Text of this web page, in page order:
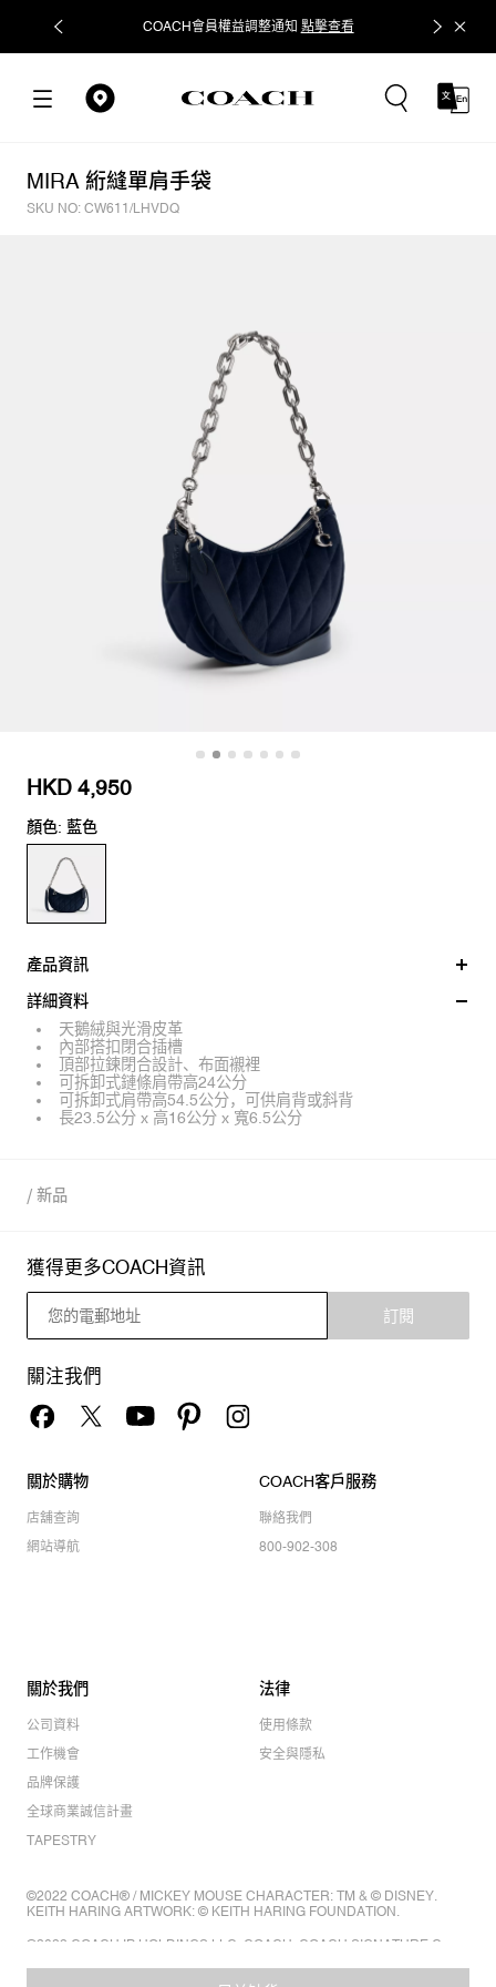
COACH會員權益調整通知 點擊查看 立即追蹤
MIRA 絎縫單肩手袋
SKU NO: CW611/LHVDQ
HKD 4,950
顏色: 藍色
產品資訊
詳細資料
天鵝絨與光滑皮革
內部搭扣閉合插槽
頂部拉鍊閉合設計、布面襯裡
可拆卸式鏈條肩帶高24公分
可拆卸式肩帶高54.5公分，可供肩背或斜背
長23.5公分 x 高16公分 x 寬6.5公分
/ 新品
獲得更多COACH資訊
訂閱
關注我們
關於購物
店舖查詢
網站導航
COACH客戶服務
聯絡我們
800-902-308
關於我們
公司資料
工作機會
品牌保護
全球商業誠信計畫
TAPESTRY
法律
使用條款
安全與隱私
©2022 COACH® / MICKEY MOUSE CHARACTER: TM & © DISNEY.
KEITH HARING ARTWORK: © KEITH HARING FOUNDATION.
©2022 COACH IP HOLDINGS LLC. COACH, COACH SIGNATURE C